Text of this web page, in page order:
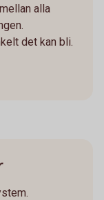
alla
det kan bli.